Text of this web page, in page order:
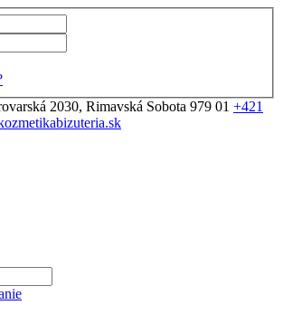
2030, Rimavská Sobota 979 01 +421